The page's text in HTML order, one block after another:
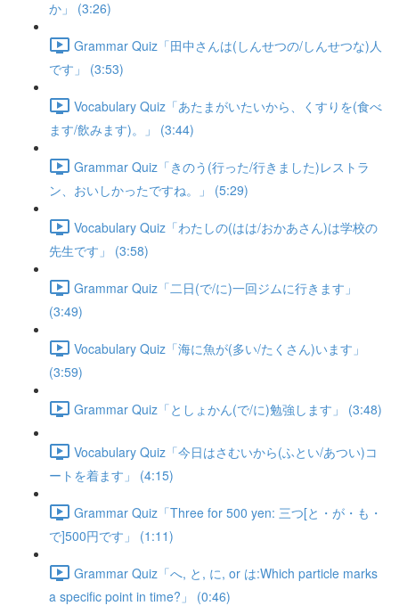
か」 (3:26)
Grammar Quiz「田中さんは(しんせつの/しんせつな)人
です」 (3:53)
Vocabulary Quiz「あたまがいたいから、くすりを(食べ
ます/飲みます)。」 (3:44)
Grammar Quiz「きのう(行った/行きました)レストラ
ン、おいしかったですね。」 (5:29)
Vocabulary Quiz「わたしの(はは/おかあさん)は学校の
先生です」 (3:58)
Grammar Quiz「二日(で/に)一回ジムに行きます」
(3:49)
Vocabulary Quiz「海に魚が(多い/たくさん)います」
(3:59)
Grammar Quiz「としょかん(で/に)勉強します」 (3:48)
Vocabulary Quiz「今日はさむいから(ふとい/あつい)コ
ートを着ます」 (4:15)
Grammar Quiz「Three for 500 yen: 三つ[と・が・も・
で]500円です」 (1:11)
Grammar Quiz「へ, と, に, or は:Which particle marks
a specific point in time?」 (0:46)